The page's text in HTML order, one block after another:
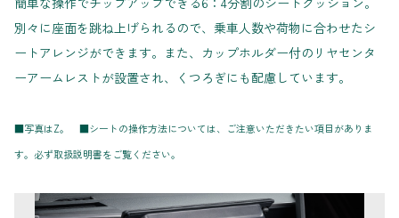
別々に座面を跳ね上げられるので、乗車人数や荷物に合わせたシ
ートアレンジができます。また、カップホルダー付のリヤセンタ
ーアームレストが設置され、くつろぎにも配慮しています。
■写真はZ。 ■シートの操作方法については、ご注意いただきたい項目がありま
す。必ず取扱説明書をご覧ください。